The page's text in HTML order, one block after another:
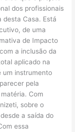
dos profissionais
Casa. Está
de uma
de Impacto
a inclusão da
aplicado na
um instrumento
pela
Com
sobre o
a saída do
essa